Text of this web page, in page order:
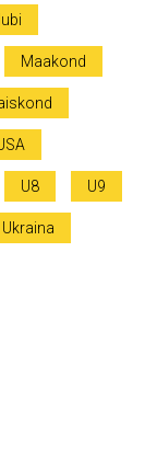
Maakond
U8 U9
Ukraina